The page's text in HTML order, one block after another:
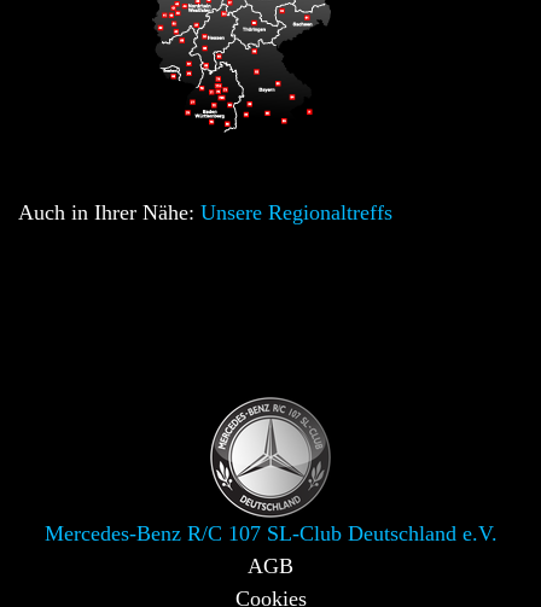
Auch in Ihrer Nähe: Unsere Regionaltreffs
Mercedes-Benz R/C 107 SL-Club Deutschland e.V.
AGB
Cookies